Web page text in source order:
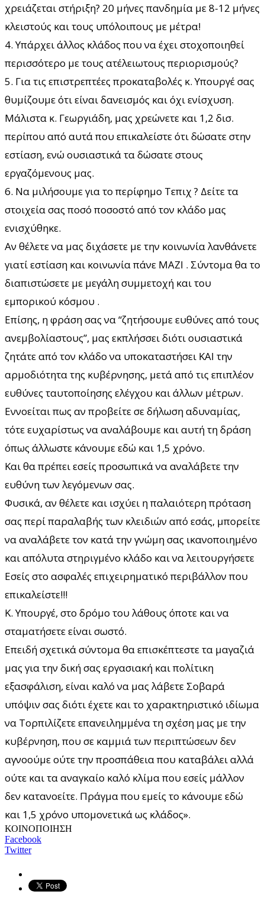
χρειάζεται στήριξη? 20 μήνες πανδημία με 8-12 μήνες
κλειστούς και τους υπόλοιπους με μέτρα!
4. Υπάρχει άλλος κλάδος που να έχει στοχοποιηθεί
περισσότερο με τους ατέλειωτους περιορισμούς?
5. Για τις επιστρεπτέες προκαταβολές κ. Υπουργέ σας
θυμίζουμε ότι είναι δανεισμός και όχι ενίσχυση.
Μάλιστα κ. Γεωργιάδη, μας χρεώνετε και 1,2 δισ.
περίπου από αυτά που επικαλείστε ότι δώσατε στην
εστίαση, ενώ ουσιαστικά τα δώσατε στους
εργαζόμενους μας.
6. Να μιλήσουμε για το περίφημο Τεπιχ ? Δείτε τα
στοιχεία σας ποσό ποσοστό από τον κλάδο μας
ενισχύθηκε.
Αν θέλετε να μας διχάσετε με την κοινωνία λανθάνετε
γιατί εστίαση και κοινωνία πάνε ΜΑΖΙ . Σύντομα θα το
διαπιστώσετε με μεγάλη συμμετοχή και του
εμπορικού κόσμου .
Επίσης, η φράση σας να “ζητήσουμε ευθύνες από τους
ανεμβολίαστους”, μας εκπλήσσει διότι ουσιαστικά
ζητάτε από τον κλάδο να υποκαταστήσει ΚΑΙ την
αρμοδιότητα της κυβέρνησης, μετά από τις επιπλέον
ευθύνες ταυτοποίησης ελέγχου και άλλων μέτρων.
Εννοείται πως αν προβείτε σε δήλωση αδυναμίας,
τότε ευχαρίστως να αναλάβουμε και αυτή τη δράση
όπως άλλωστε κάνουμε εδώ και 1,5 χρόνο.
Και θα πρέπει εσείς προσωπικά να αναλάβετε την
ευθύνη των λεγόμενων σας.
Φυσικά, αν θέλετε και ισχύει η παλαιότερη πρόταση
σας περί παραλαβής των κλειδιών από εσάς, μπορείτε
να αναλάβετε τον κατά την γνώμη σας ικανοποιημένο
και απόλυτα στηριγμένο κλάδο και να λειτουργήσετε
Εσείς στο ασφαλές επιχειρηματικό περιβάλλον που
επικαλείστε!!!
Κ. Υπουργέ, στο δρόμο του λάθους όποτε και να
σταματήσετε είναι σωστό.
Επειδή σχετικά σύντομα θα επισκέπτεστε τα μαγαζιά
μας για την δική σας εργασιακή και πολίτικη
εξασφάλιση, είναι καλό να μας λάβετε Σοβαρά
υπόψιν σας διότι έχετε και το χαρακτηριστικό ιδίωμα
να Τορπιλίζετε επανειλημμένα τη σχέση μας με την
κυβέρνηση, που σε καμμιά των περιπτώσεων δεν
αγνοούμε ούτε την προσπάθεια που καταβάλει αλλά
ούτε και τα αναγκαίο καλό κλίμα που εσείς μάλλον
δεν κατανοείτε. Πράγμα που εμείς το κάνουμε εδώ
και 1,5 χρόνο υπομονετικά ως κλάδος».
ΚΟΙΝΟΠΟΙΗΣΗ
Facebook
Twitter